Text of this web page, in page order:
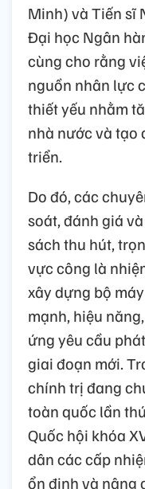
Minh) và Tiến sĩ
Đại học Ngân
cùng cho rằng
nguồn nhân lực
thiết yếu nhằm
nhà nước và tạo
triển.
Do đó, các
soát, đánh giá
sách thu hút,
vực công là
xây dựng bộ
mạnh, hiệu
ứng yêu cầu
giai đoạn mới.
chính trị đang
toàn quốc lần
Quốc hội khóa
dân các cấp
ổn định và nâng